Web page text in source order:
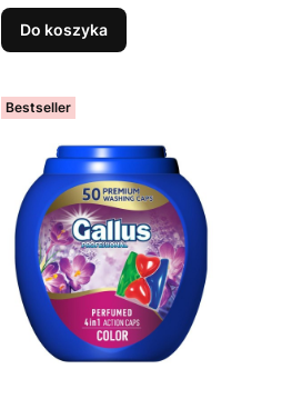
Do koszyka
Bestseller